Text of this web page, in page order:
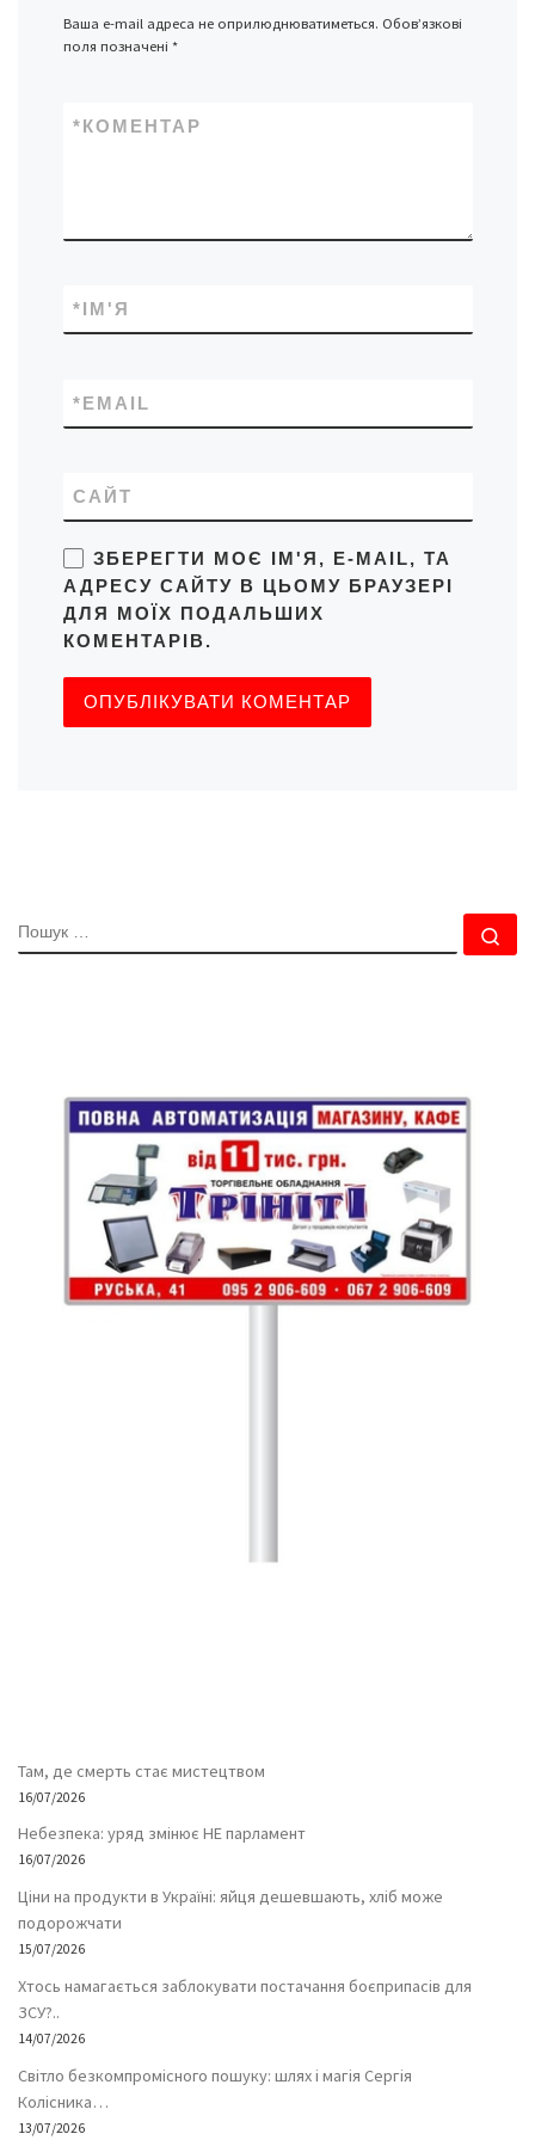
Ваша e-mail адреса не оприлюднюватиметься. Обов’язкові
поля позначені *
КОМЕНТАР
*
ІМ'Я
*
EMAIL
*
САЙТ
ЗБЕРЕГТИ МОЄ ІМ'Я, E-MAIL, ТА
АДРЕСУ САЙТУ В ЦЬОМУ БРАУЗЕРІ
ДЛЯ МОЇХ ПОДАЛЬШИХ
КОМЕНТАРІВ.
ПОШУК
Там, де смерть стає мистецтвом
16/07/2026
Небезпека: уряд змінює НЕ парламент
16/07/2026
Ціни на продукти в Україні: яйця дешевшають, хліб може
подорожчати
15/07/2026
Хтось намагається заблокувати постачання боєприпасів для
ЗСУ?..
14/07/2026
Світло безкомпромісного пошуку: шлях і магія Сергія
Колісника…
13/07/2026